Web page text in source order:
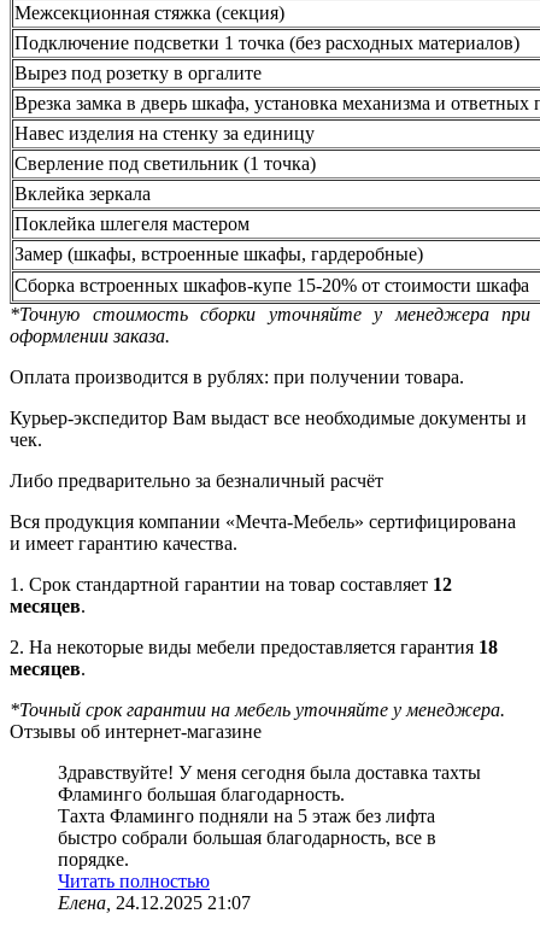
Межсекционная стяжка (секция)
Подключение подсветки 1 точка (без расходных материалов)
Вырез под розетку в оргалите
Врезка замка в дверь шкафа, установка механизма и ответных
Навес изделия на стенку за единицу
Сверление под светильник (1 точка)
Вклейка зеркала
Поклейка шлегеля мастером
Замер (шкафы, встроенные шкафы, гардеробные)
Сборка встроенных шкафов-купе 15-20% от стоимости шкафа
*Точную стоимость сборки уточняйте у менеджера при
оформлении заказа.
Оплата производится в рублях: при получении товара.
Курьер-экспедитор Вам выдаст все необходимые документы и
чек.
Либо предварительно за безналичный расчёт
Вся продукция компании «Мечта-Мебель» сертифицирована
и имеет гарантию качества.
1. Срок стандартной гарантии на товар составляет 12
месяцев.
2. На некоторые виды мебели предоставляется гарантия 18
месяцев.
*Точный срок гарантии на мебель уточняйте у менеджера.
Отзывы об интернет-магазине
Здравствуйте! У меня сегодня была доставка тахты
Фламинго большая благодарность.
Тахта Фламинго подняли на 5 этаж без лифта
быстро собрали большая благодарность, все в
порядке.
Читать полностью
Елена, 24.12.2025 21:07